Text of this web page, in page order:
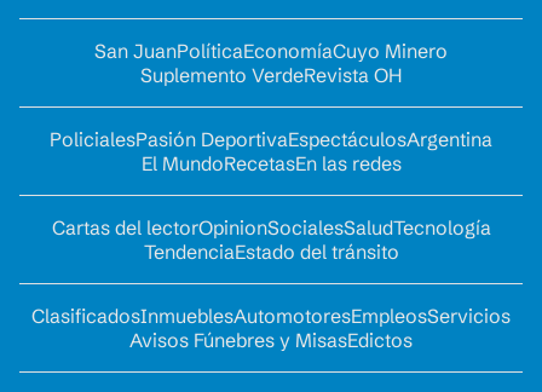
San JuanPolíticaEconomíaCuyo Minero
Suplemento VerdeRevista OH
PolicialesPasión DeportivaEspectáculosArgentina
El MundoRecetasEn las redes
Cartas del lectorOpinionSocialesSaludTecnología
TendenciaEstado del tránsito
ClasificadosInmueblesAutomotoresEmpleosServicios
Avisos Fúnebres y MisasEdictos